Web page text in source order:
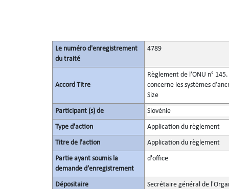
Le numéro d'enregistrement
du traité
4789
Accord Titre
Règlement de l’ONU n°
concerne les systèmes
Size
Participant (s) de Slovénie
Type d'action Application du règlement
Titre de l'action Application du règlement
Partie ayant soumis la
demande d’enregistrement
d'office
Dépositaire Secrétaire général de